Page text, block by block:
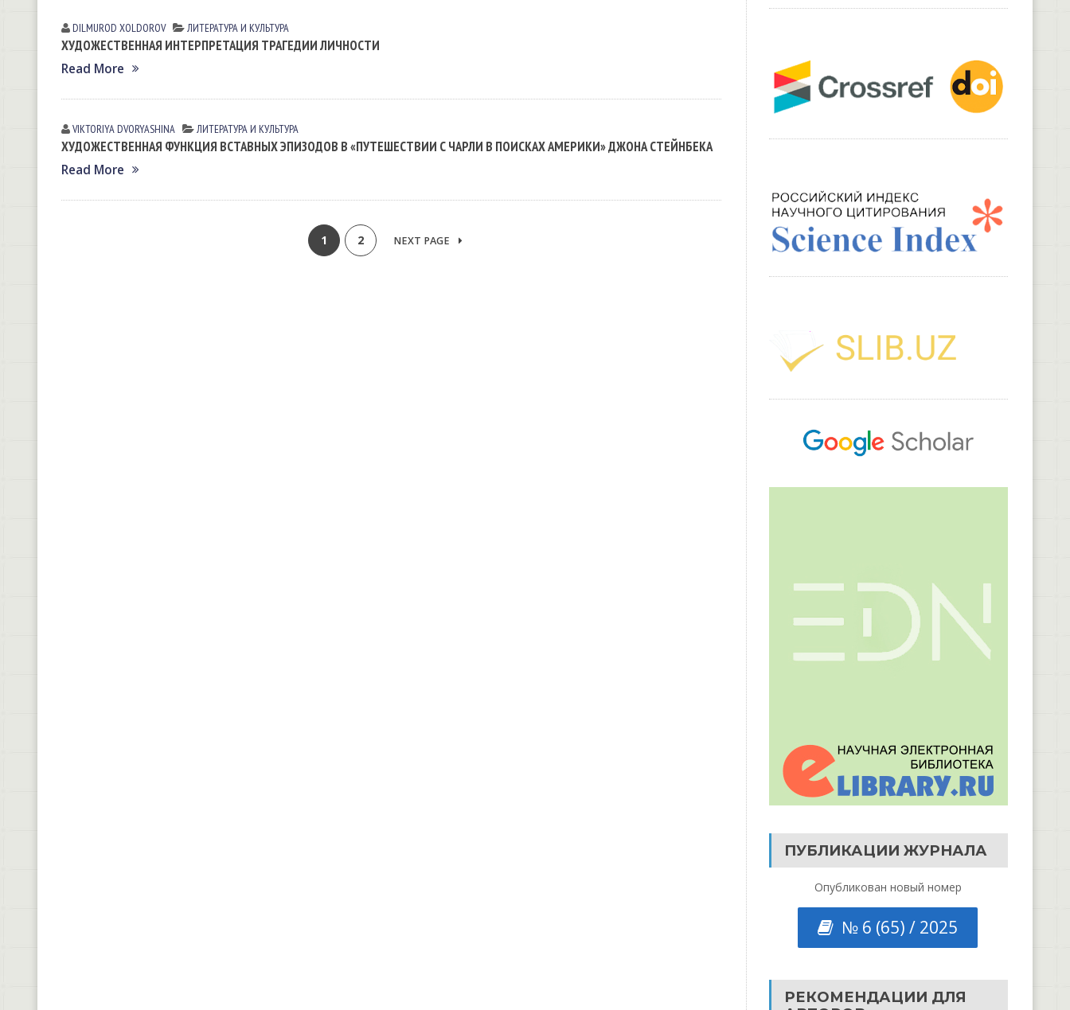
DILMUROD XOLDOROV ЛИТЕРАТУРА И КУЛЬТУРА
ХУДОЖЕСТВЕННАЯ ИНТЕРПРЕТАЦИЯ ТРАГЕДИИ ЛИЧНОСТИ
Read More
VIKTORIYA DVORYASHINА ЛИТЕРАТУРА И КУЛЬТУРА
ХУДОЖЕСТВЕННАЯ ФУНКЦИЯ ВСТАВНЫХ ЭПИЗОДОВ В «ПУТЕШЕСТВИИ С ЧАРЛИ В ПОИСКАХ АМЕРИКИ» ДЖОНА СТЕЙНБЕКА
Read More
1 2 NEXT PAGE
ПУБЛИКАЦИИ ЖУРНАЛА
Опубликован новый номер
№ 6 (65) / 2025
РЕКОМЕНДАЦИИ ДЛЯ